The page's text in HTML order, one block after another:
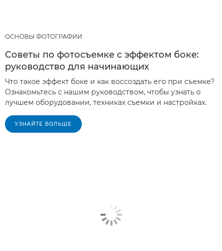
ОСНОВЫ ФОТОГРАФИИ
Советы по фотосъемке с эффектом боке:
руководство для начинающих
Что такое эффект боке и как воссоздать его при съемке?
Ознакомьтесь с нашим руководством, чтобы узнать о
лучшем оборудовании, техниках съемки и настройках.
УЗНАЙТЕ БОЛЬШЕ